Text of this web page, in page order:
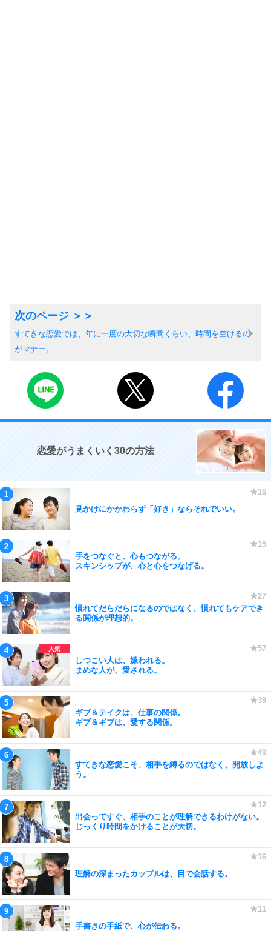
すてきな恋愛では、年に一度の大切な瞬間くらい、時間を空けるの
がマナー。
恋愛がうまくいく30の方法
見かけにかかわらず「好き」ならそれでいい。
手をつなぐと、心もつながる。
スキンシップが、心と心をつなげる。
慣れてだらだらになるのではなく、慣れてもケアでき
る関係が理想的。
しつこい人は、嫌われる。
まめな人が、愛される。
ギブ＆テイクは、仕事の関係。
ギブ＆ギブは、愛する関係。
すてきな恋愛こそ、相手を縛るのではなく、開放しよ
う。
出会ってすぐ、相手のことが理解できるわけがない。
じっくり時間をかけることが大切。
理解の深まったカップルは、目で会話する。
手書きの手紙で、心が伝わる。